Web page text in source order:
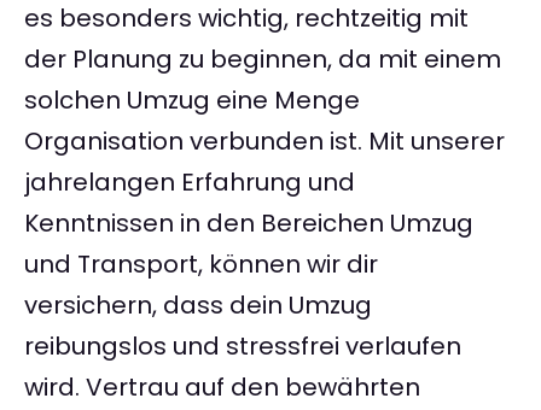
es besonders wichtig, rechtzeitig mit
der Planung zu beginnen, da mit einem
solchen Umzug eine Menge
Organisation verbunden ist. Mit unserer
jahrelangen Erfahrung und
Kenntnissen in den Bereichen Umzug
und Transport, können wir dir
versichern, dass dein Umzug
reibungslos und stressfrei verlaufen
wird. Vertrau auf den bewährten